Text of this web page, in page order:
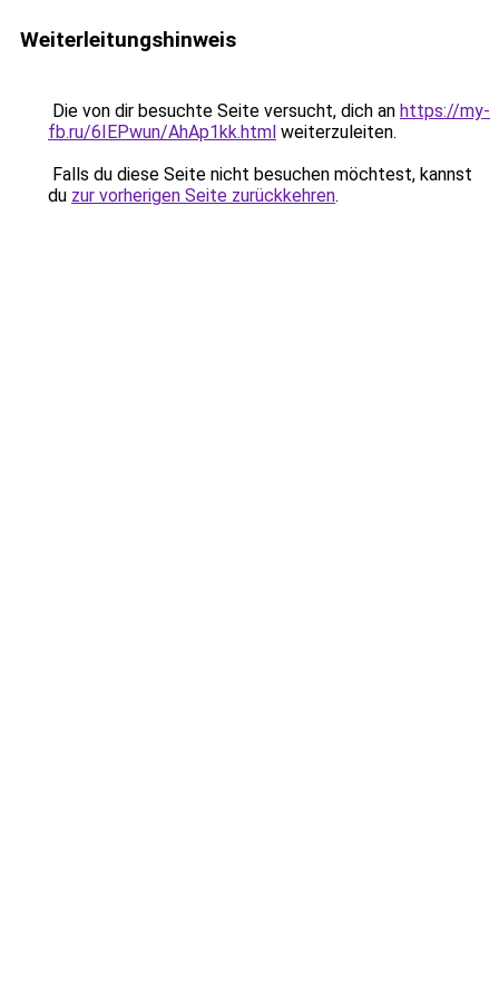
Weiterleitungshinweis
Die von dir besuchte Seite versucht, dich an https://my-
fb.ru/6IEPwun/AhAp1kk.html weiterzuleiten.
Falls du diese Seite nicht besuchen möchtest, kannst
du zur vorherigen Seite zurückkehren.